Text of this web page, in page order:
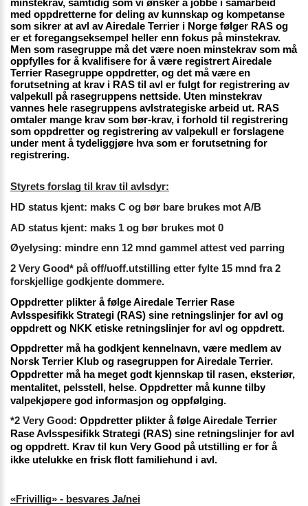
minstekrav, samtidig som vi ønsker å jobbe i samarbeid
med oppdretterne for deling av kunnskap og kompetanse
som sikrer at avl av Airedale Terrier i Norge følger RAS og
er et foregangseksempel heller enn fokus på minstekrav.
Men som rasegruppe må det være noen minstekrav som må
oppfylles for å kvalifisere for å være registrert Airedale
Terrier Rasegruppe oppdretter, og det må være en
forutsetning at krav i RAS til avl er fulgt for registrering av
valpekull på rasegruppens nettside. Uten minstekrav
vannes hele rasegruppens avlstrategiske arbeid ut. RAS
omtaler mange krav som bør-krav, i forhold til registrering
som oppdretter og registrering av valpekull er forslagene
under ment å tydeliggjøre hva som er forutsetning for
registrering.
Styrets forslag til krav til avlsdyr:
HD status kjent: maks C og bør bare brukes mot A/B
AD status kjent: maks 1 og bør brukes mot 0
Øyelysing: mindre enn 12 mnd gammel attest ved parring
2 Very Good* på off/uoff.utstilling etter fylte 15 mnd fra 2
forskjellige godkjente dommere.
Oppdretter plikter å følge Airedale Terrier Rase
Avlsspesifikk Strategi (RAS) sine retningslinjer for avl og
oppdrett og NKK etiske retningslinjer for avl og oppdrett.
Oppdretter må ha godkjent kennelnavn, være medlem av
Norsk Terrier Klub og rasegruppen for Airedale Terrier.
Oppdretter må ha meget godt kjennskap til rasen, eksteriør,
mentalitet, pelsstell, helse. Oppdretter må kunne tilby
valpekjøpere god informasjon og oppfølging.
*2 Very Good: Oppdretter plikter å følge Airedale Terrier
Rase Avlsspesifikk Strategi (RAS) sine retningslinjer for avl
og oppdrett. Krav til kun Very Good på utstilling er for å
ikke utelukke en frisk flott familiehund i avl.
«Frivillig» - besvares Ja/nei